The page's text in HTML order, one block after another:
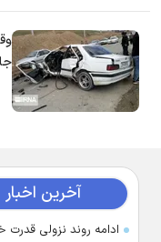
آخرین اخبار
ادامه روند نزولی